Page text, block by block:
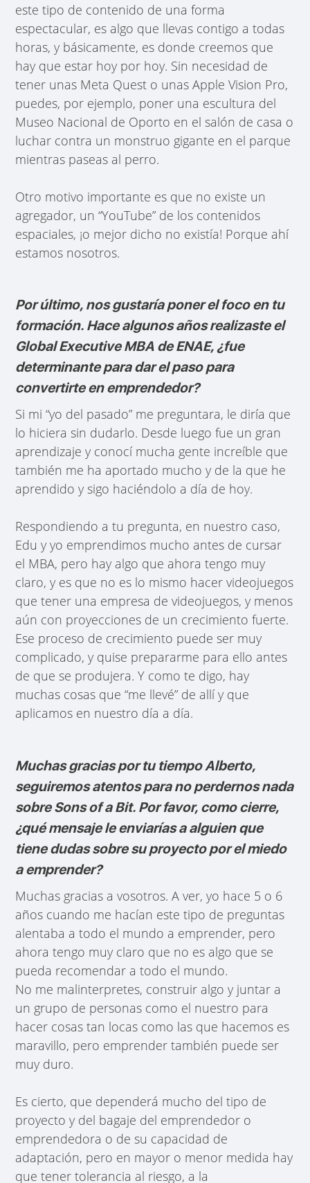
este tipo de contenido de una forma
espectacular, es algo que llevas contigo a todas
horas, y básicamente, es donde creemos que
hay que estar hoy por hoy. Sin necesidad de
tener unas Meta Quest o unas Apple Vision Pro,
puedes, por ejemplo, poner una escultura del
Museo Nacional de Oporto en el salón de casa o
luchar contra un monstruo gigante en el parque
mientras paseas al perro.
Otro motivo importante es que no existe un
agregador, un “YouTube” de los contenidos
espaciales, ¡o mejor dicho no existía! Porque ahí
estamos nosotros.
Por último, nos gustaría poner el foco en tu
formación. Hace algunos años realizaste el
Global Executive MBA de ENAE, ¿fue
determinante para dar el paso para
convertirte en emprendedor?
Si mi “yo del pasado” me preguntara, le diría que
lo hiciera sin dudarlo. Desde luego fue un gran
aprendizaje y conocí mucha gente increíble que
también me ha aportado mucho y de la que he
aprendido y sigo haciéndolo a día de hoy.
Respondiendo a tu pregunta, en nuestro caso,
Edu y yo emprendimos mucho antes de cursar
el MBA, pero hay algo que ahora tengo muy
claro, y es que no es lo mismo hacer videojuegos
que tener una empresa de videojuegos, y menos
aún con proyecciones de un crecimiento fuerte.
Ese proceso de crecimiento puede ser muy
complicado, y quise prepararme para ello antes
de que se produjera. Y como te digo, hay
muchas cosas que “me llevé” de allí y que
aplicamos en nuestro día a día.
Muchas gracias por tu tiempo Alberto,
seguiremos atentos para no perdernos nada
sobre Sons of a Bit. Por favor, como cierre,
¿qué mensaje le enviarías a alguien que
tiene dudas sobre su proyecto por el miedo
a emprender?
Muchas gracias a vosotros. A ver, yo hace 5 o 6
años cuando me hacían este tipo de preguntas
alentaba a todo el mundo a emprender, pero
ahora tengo muy claro que no es algo que se
pueda recomendar a todo el mundo.
No me malinterpretes, construir algo y juntar a
un grupo de personas como el nuestro para
hacer cosas tan locas como las que hacemos es
maravillo, pero emprender también puede ser
muy duro.
Es cierto, que dependerá mucho del tipo de
proyecto y del bagaje del emprendedor o
emprendedora o de su capacidad de
adaptación, pero en mayor o menor medida hay
que tener tolerancia al riesgo, a la